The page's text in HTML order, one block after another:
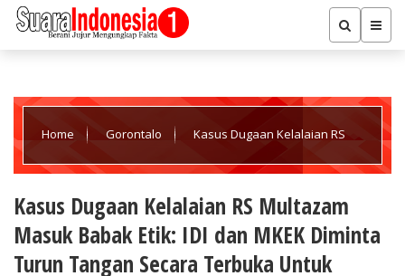
Home Gorontalo Kasus Dugaan Kelalaian RS
Secara Terbuka Untuk Memeriksa Dokter AW
Kasus Dugaan Kelalaian RS Multazam
Masuk Babak Etik: IDI dan MKEK Diminta
Turun Tangan Secara Terbuka Untuk